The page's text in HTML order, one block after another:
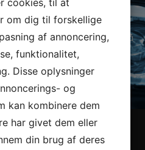
med solid erfaring og de rette
matte forlygter, så din bil
optimale lysbillede. Ring på
vi et tilbud på dine matte
cookies, til at
om dig til forskellige
af annoncering,
funktionalitet,
Disse oplysninger
og
kan kombinere dem
har givet dem eller
din brug af deres